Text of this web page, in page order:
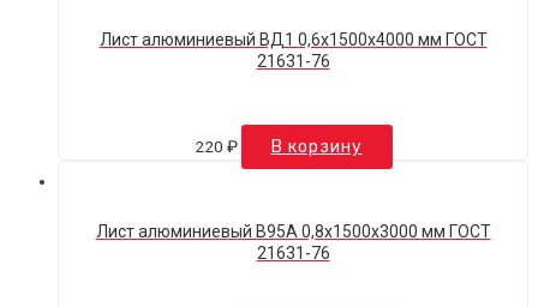
Лист алюминиевый ВД1 0,6х1500х4000 мм ГОСТ
21631-76
220 ₽ В корзину
Лист алюминиевый В95А 0,8х1500х3000 мм ГОСТ
21631-76